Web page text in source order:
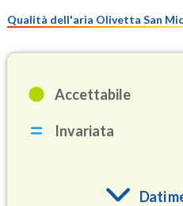
Qualità dell'aria Olivetta San
Accettabile
Invariata
Dati